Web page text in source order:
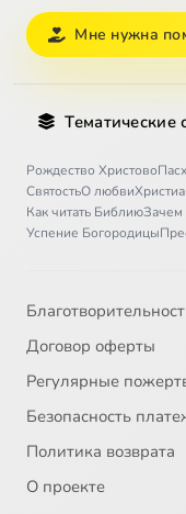
Мне нужна
Тематические
Рождество Христово
СвятостьО любви
Как читать БиблиюЗачем
Успение Богородицы
Договор оферты
Регулярные
Безопасность
Политика возврата
О проекте